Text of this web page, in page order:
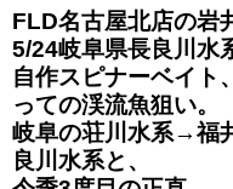
FLD名古屋北店の岩
5/24岐阜県長良川水
自作スピナーベイト
っての渓流魚狙い。
岐阜の荘川水系→福
良川水系と、